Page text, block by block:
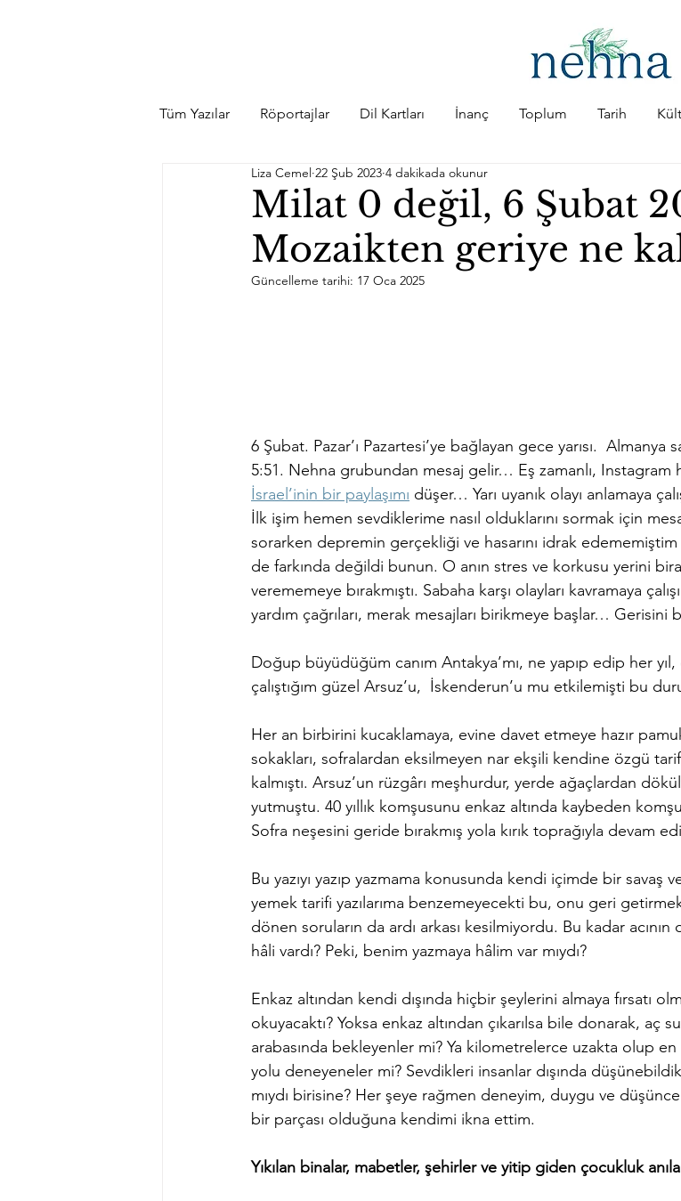
Tüm Yazılar Röportajlar Dil Kartları İnanç Toplum Tarih
Milat 0 değil, 6 Şubat
Mozaikten geriye ne
Liza Cemel 22 Şub 2023 4 dakikada okunur
Güncelleme tarihi: 17 Oca 2025
6 Şubat. Pazar’ı Pazartesi’ye bağlayan gece yarısı.  Almanya
5:51. Nehna grubundan mesaj gelir… Eş zamanlı, Instagram
İsrael’inin bir paylaşımı düşer… Yarı uyanık olayı anlamaya
İlk işim hemen sevdiklerime nasıl olduklarını sormak için
sorarken depremin gerçekliği ve hasarını idrak
de farkında değildi bunun. O anın stres ve korkusu yerini
verememeye bırakmıştı. Sabaha karşı olayları kavramaya
yardım çağrıları, merak mesajları birikmeye başlar… Gerisini
Doğup büyüdüğüm canım Antakya’mı, ne yapıp edip her
çalıştığım güzel Arsuz’u,  İskenderun’u mu etkilemişti bu
Her an birbirini kucaklamaya, evine davet etmeye hazır
sokakları, sofralardan eksilmeyen nar ekşili kendine özgü
kalmıştı. Arsuz’un rüzgârı meşhurdur, yerde ağaçlardan
yutmuştu. 40 yıllık komşusunu enkaz altında kaybeden
Sofra neşesini geride bırakmış yola kırık toprağıyla devam
Bu yazıyı yazıp yazmama konusunda kendi içimde bir savaş
yemek tarifi yazılarıma benzemeyecekti bu, onu geri
dönen soruların da ardı arkası kesilmiyordu. Bu kadar acının
hâli vardı? Peki, benim yazmaya hâlim var mıydı?
Enkaz altından kendi dışında hiçbir şeylerini almaya fırsatı
okuyacaktı? Yoksa enkaz altından çıkarılsa bile donarak, aç
arabasında bekleyenler mi? Ya kilometrelerce uzakta olup
yolu deneyeneler mi? Sevdikleri insanlar dışında
mıydı birisine? Her şeye rağmen deneyim, duygu ve
bir parçası olduğuna kendimi ikna ettim.
Yıkılan binalar, mabetler, şehirler ve yitip giden çocukluk